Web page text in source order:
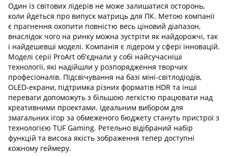
Один із світових лідерів не може залишатися осторонь,
коли йдеться про випуск матриць для ПК. Метою компанії
є прагнення охопити повністю весь ціновий діапазон,
внаслідок чого на ринку можна зустріти як найдорожчі, так
і найдешевші моделі. Компанія є лідером у сфері інновацій.
Моделі серії ProArt об'єднали у собі найсучасніші
технології, які надійшли у розпорядження творчих
професіоналів. Підсвічування на базі міні-світлодіодів,
OLED-екрани, підтримка різних форматів HDR та інші
переваги допоможуть з більшою легкістю працювати над
креативними проектами. Ідеальним вибором для
змагальних ігор за обмеженого бюджету стануть пристрої з
технологією TUF Gaming. Ретельно відібраний набір
функцій та висока якість зображення тепер доступні
кожному геймеру.